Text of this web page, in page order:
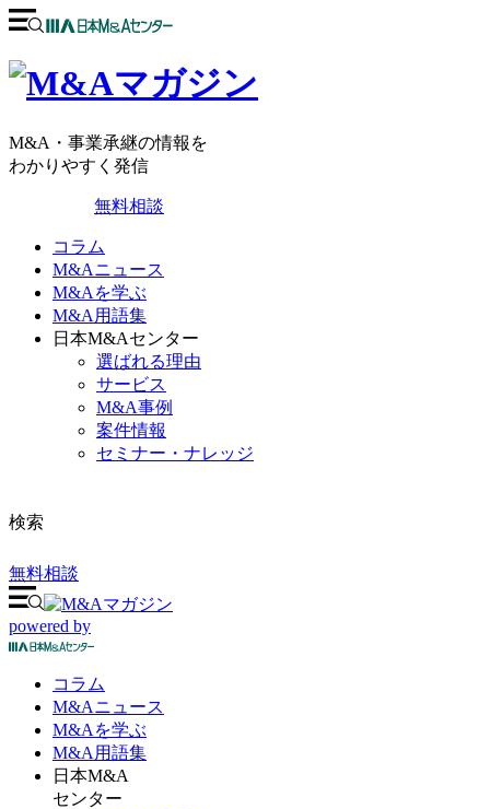
M&A・事業承継の情報を
わかりやすく発信
無料相談
コラム
M&Aニュース
M&Aを学ぶ
M&A用語集
日本M&Aセンター
選ばれる理由
サービス
M&A事例
案件情報
セミナー・ナレッジ
検索
無料相談
powered by
コラム
M&Aニュース
M&Aを学ぶ
M&A 用語集
日本M&A
センター